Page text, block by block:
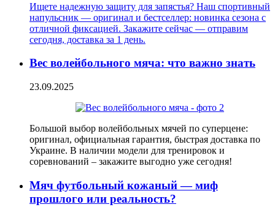
Ищете надежную защиту для запястья? Наш спортивный
напульсник — оригинал и бестселлер: новинка сезона с
отличной фиксацией. Закажите сейчас — отправим
сегодня, доставка за 1 день.
Вес волейбольного мяча: что важно знать
23.09.2025
Большой выбор волейбольных мячей по суперцене:
оригинал, официальная гарантия, быстрая доставка по
Украине. В наличии модели для тренировок и
соревнований – закажите выгодно уже сегодня!
Мяч футбольный кожаный — миф
прошлого или реальность?